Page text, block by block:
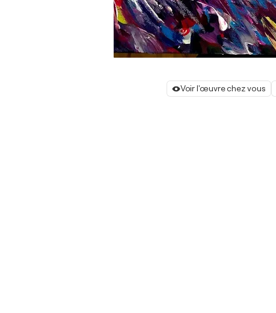
Voir l'œuvre chez vous